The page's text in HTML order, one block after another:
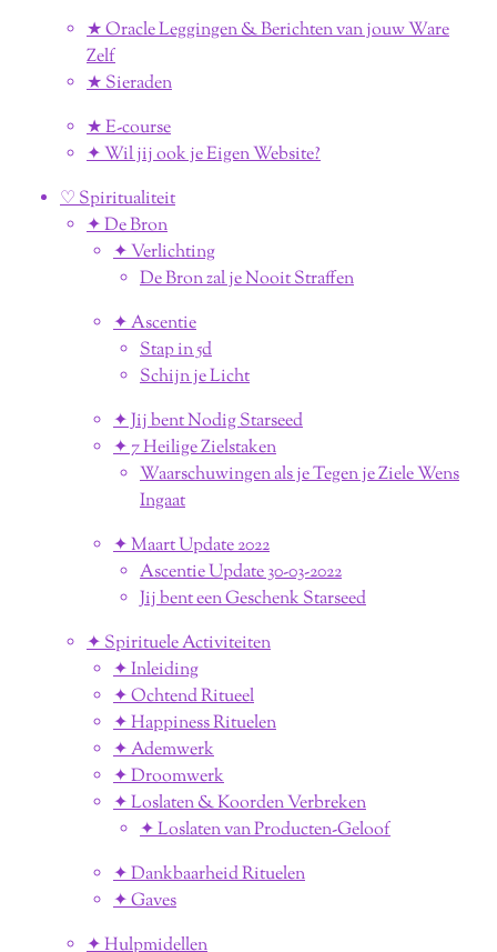
★ Oracle Leggingen & Berichten van jouw Ware
Zelf
★ Sieraden
★ E-course
✦ Wil jij ook je Eigen Website?
♡ Spiritualiteit
✦ De Bron
✦ Verlichting
De Bron zal je Nooit Straffen
✦ Ascentie
Stap in 5d
Schijn je Licht
✦ Jij bent Nodig Starseed
✦ 7 Heilige Zielstaken
Waarschuwingen als je Tegen je Ziele Wens
Ingaat
✦ Maart Update 2022
Ascentie Update 30-03-2022
Jij bent een Geschenk Starseed
✦ Spirituele Activiteiten
✦ Inleiding
✦ Ochtend Ritueel
✦ Happiness Rituelen
✦ Ademwerk
✦ Droomwerk
✦ Loslaten & Koorden Verbreken
✦ Loslaten van Producten-Geloof
✦ Dankbaarheid Rituelen
✦ Gaves
✦ Hulpmidellen